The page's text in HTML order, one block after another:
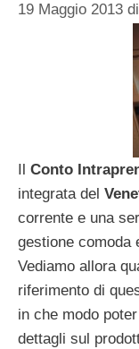
19 Maggio 2013 di
Il Conto
integrata del
corrente e una
gestione comoda
Vediamo allora
riferimento di
in che modo
dettagli sul